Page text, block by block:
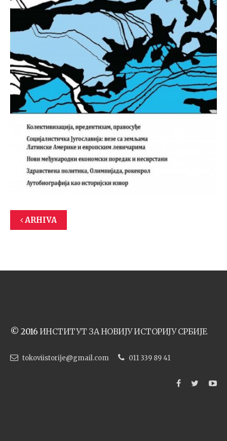
ARHIVA
© 2016 ИНСТИТУТ ЗА НОВИЈУ ИСТОРИЈУ СРБИЈЕ
tokoviistorije@gmail.com 011 339 89 41